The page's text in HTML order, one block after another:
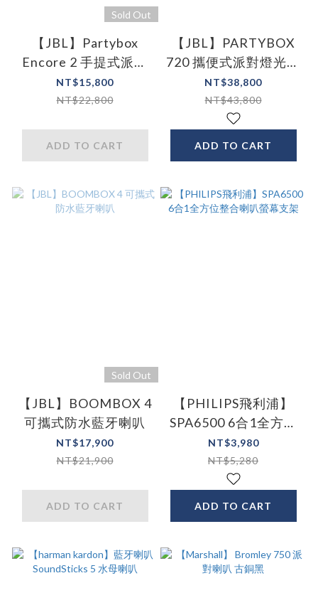
Sold Out
【JBL】Partybox
Encore 2 手提式派對
藍牙喇叭 | 含麥克風兩
隻
NT$15,800
NT$22,800
ADD TO CART
【JBL】PARTYBOX
720 攜便式派對燈光藍
牙喇叭
NT$38,800
NT$43,800
ADD TO CART
Sold Out
【JBL】BOOMBOX 4
可攜式防水藍牙喇叭
NT$17,900
NT$21,900
ADD TO CART
【PHILIPS飛利浦】
SPA6500 6合1全方位
整合喇叭螢幕支架
NT$3,980
NT$5,280
ADD TO CART